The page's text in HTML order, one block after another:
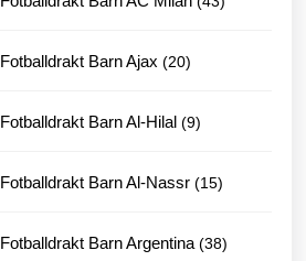
Fotballdrakt Barn Ajax 2020
Fotballdrakt Barn Al-Hilal 99
Fotballdrakt Barn Al-Nassr 1515
Fotballdrakt Barn Argentina 3838